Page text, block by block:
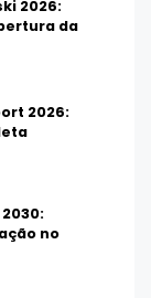
2026:
da
2026:
no